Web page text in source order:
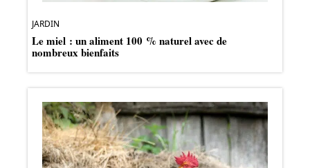
JARDIN
Le miel : un aliment 100 % naturel avec de
nombreux bienfaits